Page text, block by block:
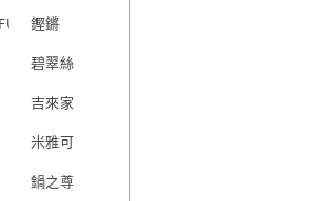
鏗鏘
碧翠絲
吉來家
米雅可
鍋之尊